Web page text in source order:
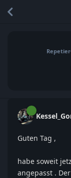
Guten Tag ,
habe soweit
angepasst .